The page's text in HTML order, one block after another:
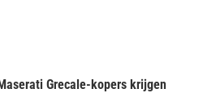
Grecale-kopers krijgen